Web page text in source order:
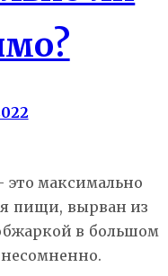
это максимально
пищи, вырван из
в большом